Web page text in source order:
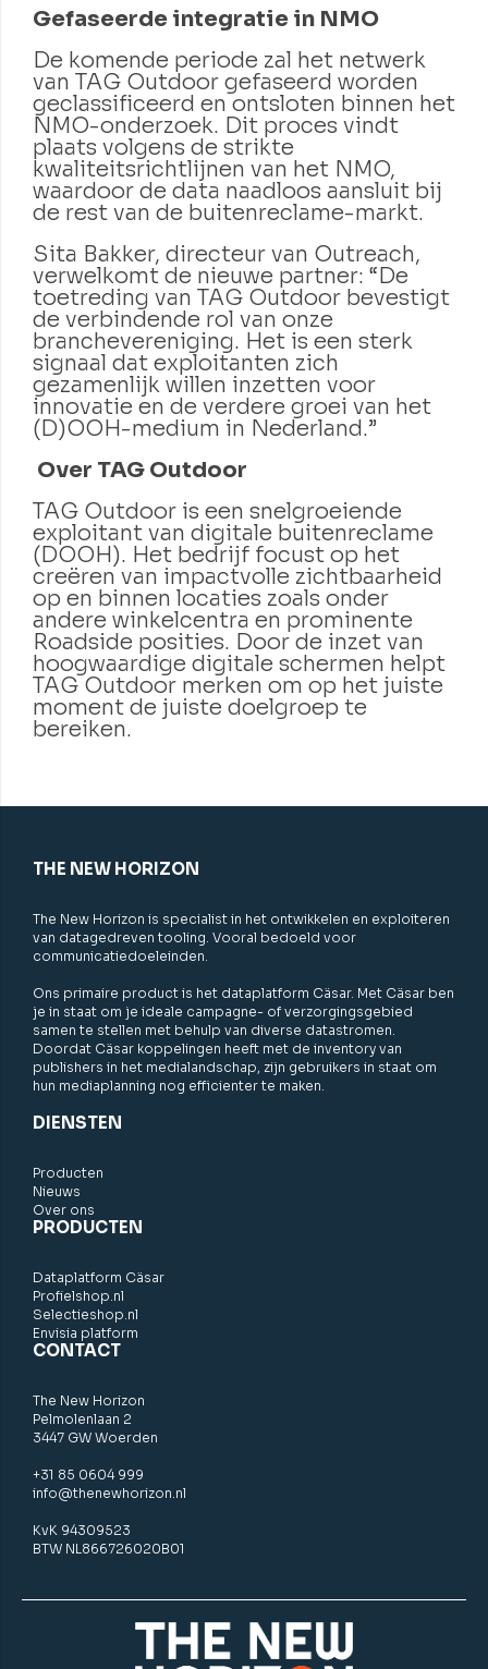
Gefaseerde integratie in NMO
De komende periode zal het netwerk
van TAG Outdoor gefaseerd worden
geclassificeerd en ontsloten binnen het
NMO-onderzoek. Dit proces vindt
plaats volgens de strikte
kwaliteitsrichtlijnen van het NMO,
waardoor de data naadloos aansluit bij
de rest van de buitenreclame-markt.
Sita Bakker, directeur van Outreach,
verwelkomt de nieuwe partner: “De
toetreding van TAG Outdoor bevestigt
de verbindende rol van onze
branchevereniging. Het is een sterk
signaal dat exploitanten zich
gezamenlijk willen inzetten voor
innovatie en de verdere groei van het
(D)OOH-medium in Nederland.”
Over TAG Outdoor
TAG Outdoor is een snelgroeiende
exploitant van digitale buitenreclame
(DOOH). Het bedrijf focust op het
creëren van impactvolle zichtbaarheid
op en binnen locaties zoals onder
andere winkelcentra en prominente
Roadside posities. Door de inzet van
hoogwaardige digitale schermen helpt
TAG Outdoor merken om op het juiste
moment de juiste doelgroep te
bereiken.
THE NEW HORIZON
The New Horizon is specialist in het ontwikkelen en exploiteren
van datagedreven tooling. Vooral bedoeld voor
communicatiedoeleinden.
Ons primaire product is het dataplatform Cäsar. Met Cäsar ben
je in staat om je ideale campagne- of verzorgingsgebied
samen te stellen met behulp van diverse datastromen.
Doordat Cäsar koppelingen heeft met de inventory van
publishers in het medialandschap, zijn gebruikers in staat om
hun mediaplanning nog efficienter te maken.
DIENSTEN
Producten
Nieuws
Over ons
PRODUCTEN
Dataplatform Cäsar
Profielshop.nl
Selectieshop.nl
Envisia platform
CONTACT
The New Horizon
Pelmolenlaan 2
3447 GW Woerden
+31 85 0604 999
info@thenewhorizon.nl
KvK 94309523
BTW NL866726020B01